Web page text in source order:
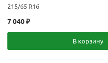
215/65 R16
7 040₽
В корзину